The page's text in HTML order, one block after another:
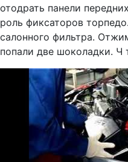
отодрать панели
роль фиксаторов
салонного фильтра.
попали две шоколадки. Ч